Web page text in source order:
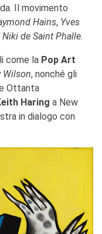
Il movimento
Hains, Yves
Niki de Saint Phalle.
come la Pop Art
Wilson, nonché gli
Ottanta
Haring a New
in dialogo con